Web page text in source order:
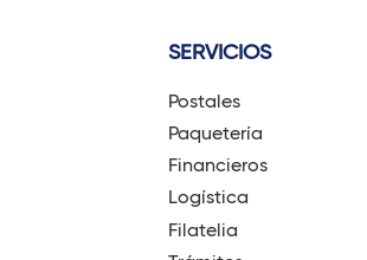
SERVICIOS
Postales
Paquetería
Financieros
Logística
Filatelia